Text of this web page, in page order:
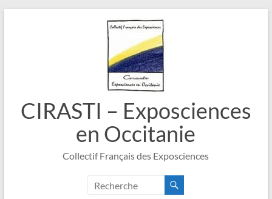
CIRASTI – Exposciences
en Occitanie
Collectif Français des Exposciences